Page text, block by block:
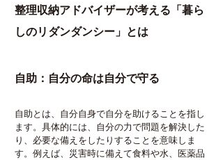
整理収納アドバイザーが考える「暮ら
しのリダンダンシー」とは
自助：自分の命は自分で守る
自助とは、自分自身で自分を助けることを指し
ます。具体的には、自分の力で問題を解決した
り、必要な備えをしたりすることを意味しま
す。例えば、災害時に備えて食料や水、医薬品